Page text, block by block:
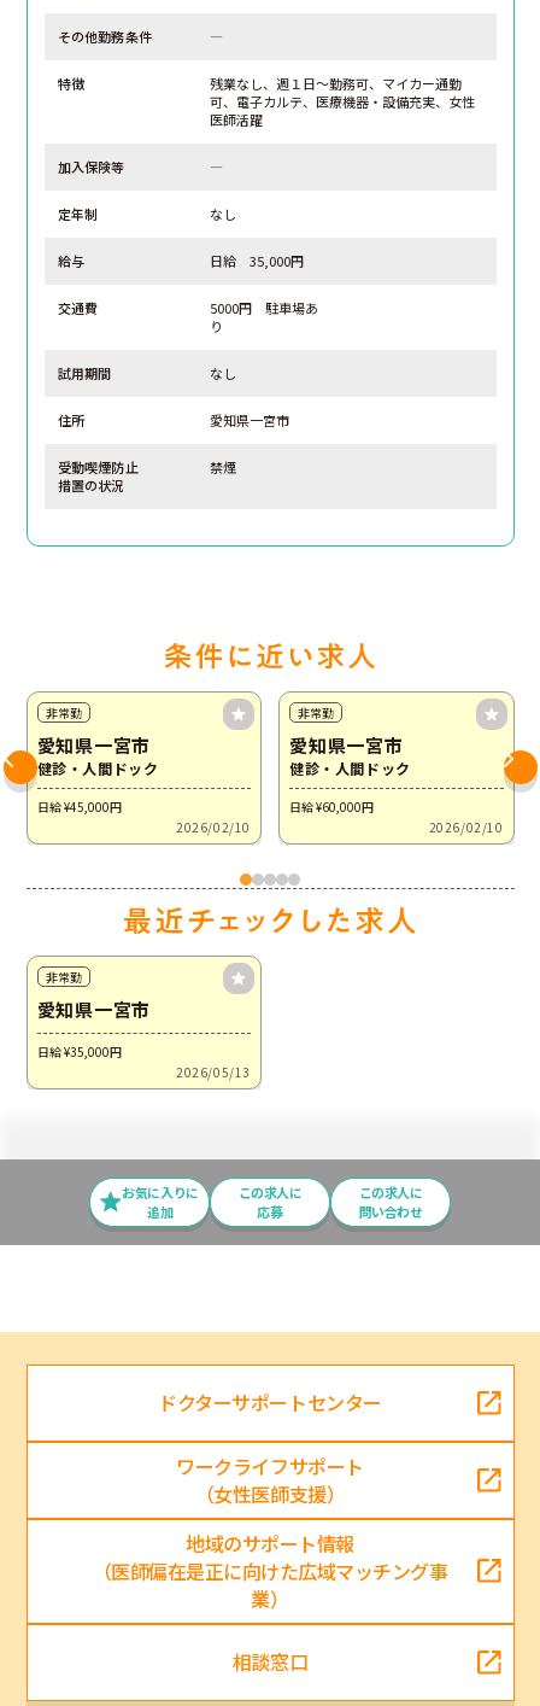
その他勤務条件 ―
特徴
残業なし、週１日～勤務可、マイカー通勤
可、電子カルテ、医療機器・設備充実、女性
医師活躍
加入保険等 ―
定年制 なし
給与 日給 35,000円
交通費
5000円 駐車場あ
り
試用期間 なし
住所 愛知県一宮市
受動喫煙防止
措置の状況
禁煙
非常勤
愛知県一宮市
健診・人間ドック
日給 ¥45,000円
2026/02/10
非常勤
愛知県一宮市
健診・人間ドック
日給 ¥60,000円
2026/02/10
非常勤
愛知県一宮市
日給 ¥35,000円
2026/05/13
お気に入りに
追加
この求⼈に
応募
この求人に
問い合わせ
ドクターサポートセンター
ワークライフサポート
（女性医師支援）
地域のサポート情報
（医師偏在是正に向けた広域マッチング事
業）
相談窓口